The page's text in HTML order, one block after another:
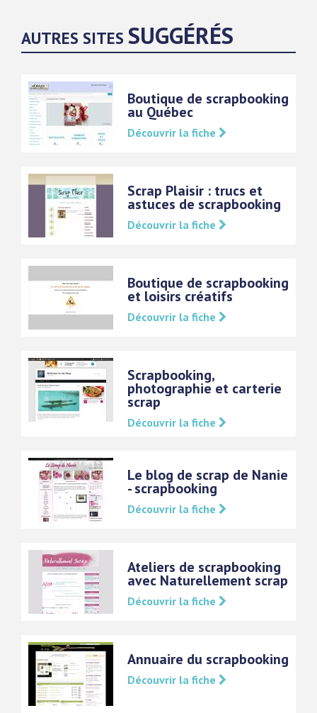
AUTRES SITES SUGGÉRÉS
Boutique de scrapbooking
au Québec
Découvrir la fiche
Scrap Plaisir : trucs et
astuces de scrapbooking
Découvrir la fiche
Boutique de scrapbooking
et loisirs créatifs
Découvrir la fiche
Scrapbooking,
photographie et carterie
scrap
Découvrir la fiche
Le blog de scrap de Nanie
- scrapbooking
Découvrir la fiche
Ateliers de scrapbooking
avec Naturellement scrap
Découvrir la fiche
Annuaire du scrapbooking
Découvrir la fiche